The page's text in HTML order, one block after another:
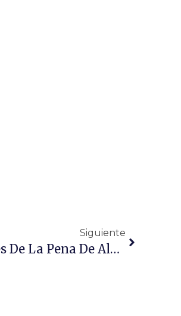
Siguiente
Cancelación De Antecedentes Penales De La Pena De Alejamiento